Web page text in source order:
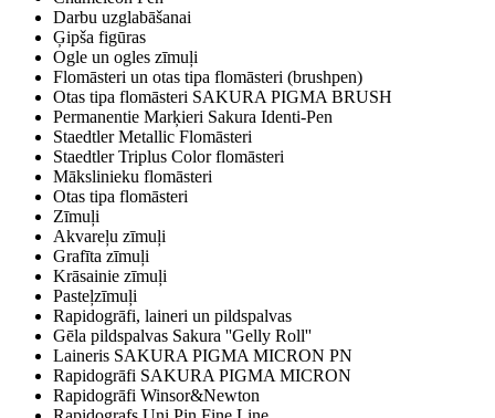
Darbu uzglabāšanai
Ģipša figūras
Ogle un ogles zīmuļi
Flomāsteri un otas tipa flomāsteri (brushpen)
Otas tipa flomāsteri SAKURA PIGMA BRUSH
Permanentie Marķieri Sakura Identi-Pen
Staedtler Metallic Flomāsteri
Staedtler Triplus Color flomāsteri
Mākslinieku flomāsteri
Otas tipa flomāsteri
Zīmuļi
Akvareļu zīmuļi
Grafīta zīmuļi
Krāsainie zīmuļi
Pasteļzīmuļi
Rapidogrāfi, laineri un pildspalvas
Gēla pildspalvas Sakura ''Gelly Roll''
Laineris SAKURA PIGMA MICRON PN
Rapidogrāfi SAKURA PIGMA MICRON
Rapidogrāfi Winsor&Newton